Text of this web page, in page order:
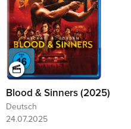
Blood & Sinners (2025)
Deutsch
24.07.2025